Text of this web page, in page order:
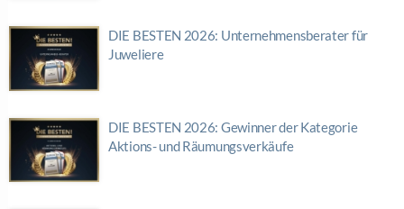
DIE BESTEN 2026: Unternehmensberater für
Juweliere
DIE BESTEN 2026: Gewinner der Kategorie
Aktions- und Räumungsverkäufe